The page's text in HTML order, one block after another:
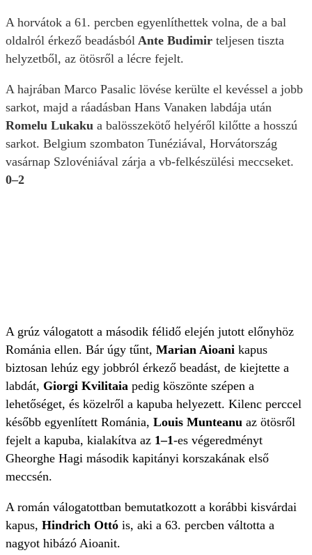
A horvátok a 61. percben egyenlíthettek volna, de a bal
oldalról érkező beadásból Ante Budimir teljesen tiszta
helyzetből, az ötösről a lécre fejelt.
A hajrában Marco Pasalic lövése kerülte el kevéssel a jobb
sarkot, majd a ráadásban Hans Vanaken labdája után
Romelu Lukaku a balösszekötő helyéről kilőtte a hosszú
sarkot. Belgium szombaton Tunéziával, Horvátország
vasárnap Szlovéniával zárja a vb-felkészülési meccseket.
0–2
A grúz válogatott a második félidő elején jutott előnyhöz
Románia ellen. Bár úgy tűnt, Marian Aioani kapus
biztosan lehúz egy jobbról érkező beadást, de kiejtette a
labdát, Giorgi Kvilitaia pedig köszönte szépen a
lehetőséget, és közelről a kapuba helyezett. Kilenc perccel
később egyenlített Románia, Louis Munteanu az ötösről
fejelt a kapuba, kialakítva az 1–1-es végeredményt
Gheorghe Hagi második kapitányi korszakának első
meccsén.
A román válogatottban bemutatkozott a korábbi kisvárdai
kapus, Hindrich Ottó is, aki a 63. percben váltotta a
nagyot hibázó Aioanit.